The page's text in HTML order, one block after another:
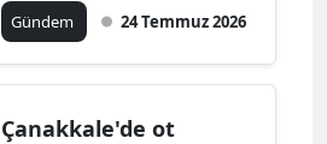
Gündem 24 Temmuz 2026
Çanakkale'de ot